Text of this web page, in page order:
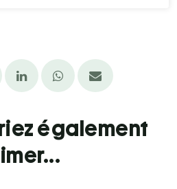
également